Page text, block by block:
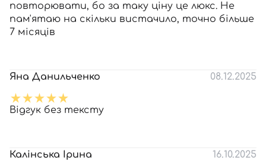
повторювати, бо за таку ціну це люкс. Не
пам'ятаю на скільки вистачило, точно більше
7 місяців
Яна Данильченко 08.12.2025
Відгук без тексту
Калінська Ірина 16.10.2025